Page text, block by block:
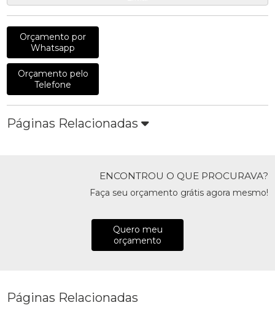
Orçamento por
Whatsapp
Orçamento pelo
Telefone
Páginas Relacionadas
ENCONTROU O QUE PROCURAVA?
Faça seu orçamento grátis agora mesmo!
Quero meu
orçamento
Páginas Relacionadas